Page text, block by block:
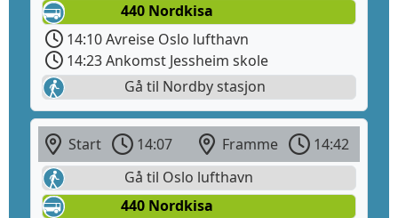
440 Nordkisa
14:10 Avreise Oslo lufthavn
14:23 Ankomst Jessheim skole
Gå til Nordby stasjon
Start 14:07 Framme
14:42
Gå til Oslo lufthavn
440 Nordkisa